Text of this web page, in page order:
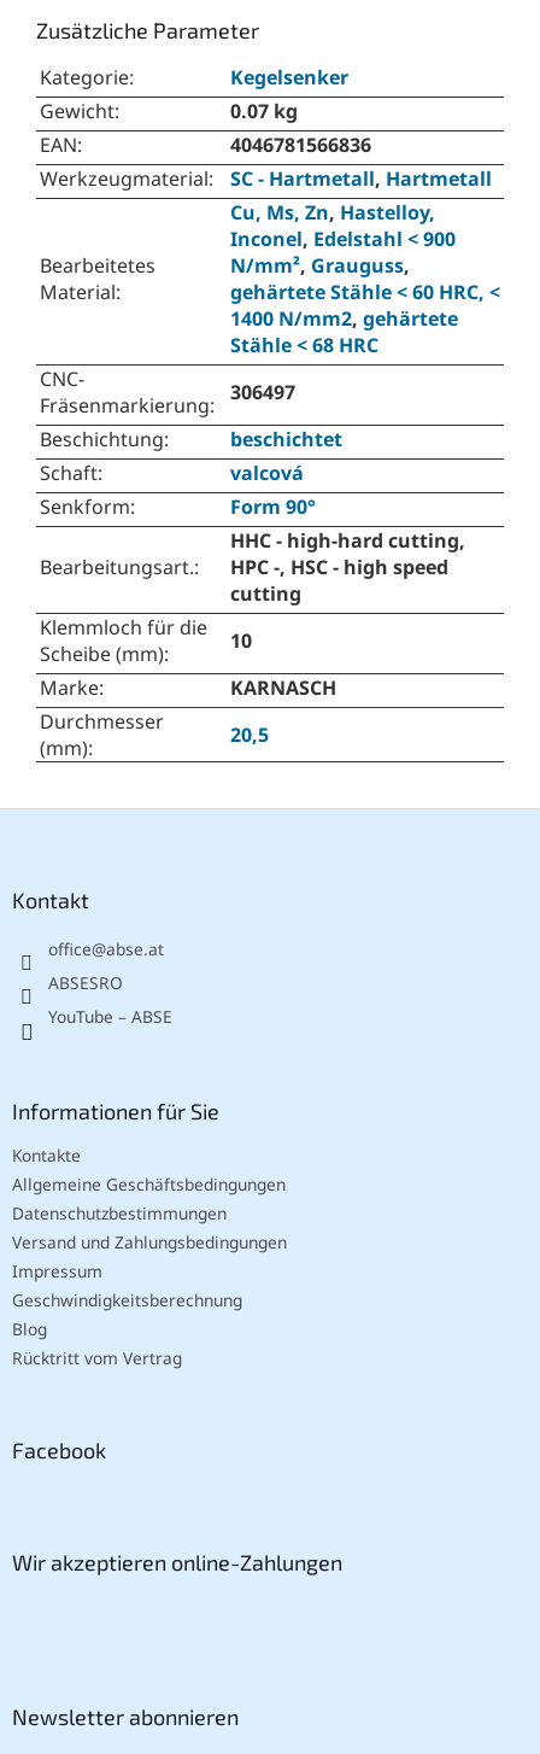
Zusätzliche Parameter
Kategorie:
Kegelsenker
Gewicht:
0.07 kg
EAN:
4046781566836
Werkzeugmaterial: SC - Hartmetall, Hartmetall
Bearbeitetes
Material:
Cu, Ms, Zn, Hastelloy,
Inconel, Edelstahl < 900
N/mm², Grauguss,
gehärtete Stähle < 60 HRC, <
1400 N/mm2, gehärtete
Stähle < 68 HRC
CNC-
Fräsenmarkierung:
306497
Beschichtung:
beschichtet
Schaft:
valcová
Senkform: Form 90°
Bearbeitungsart.:
HHC - high-hard cutting,
HPC -, HSC - high speed
cutting
Klemmloch für die
Scheibe (mm):
10
Marke:
KARNASCH
Durchmesser
(mm): 20,5
Kontakt
office@abse.at
ABSESRO
YouTube – ABSE
Informationen für Sie
Kontakte
Allgemeine Geschäftsbedingungen
Datenschutzbestimmungen
Versand und Zahlungsbedingungen
Impressum
Geschwindigkeitsberechnung
Blog
Rücktritt vom Vertrag
Facebook
Wir akzeptieren online-Zahlungen
Newsletter abonnieren